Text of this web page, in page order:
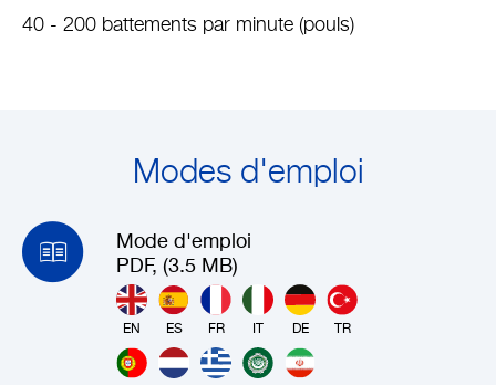
40 - 200 battements par minute (pouls)
Modes d'emploi
Mode d'emploi
PDF, (3.5 MB)
EN ES FR IT DE TR